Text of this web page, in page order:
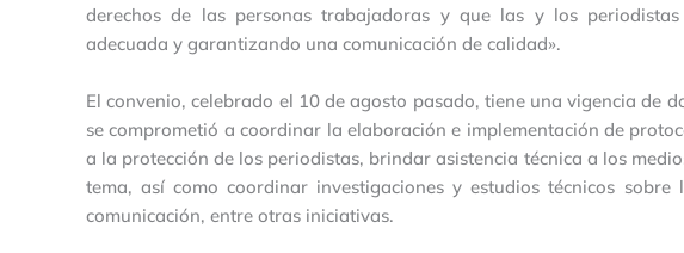
derechos de las personas trabajadoras y que las y los
adecuada y garantizando una comunicación de calidad».
El convenio, celebrado el 10 de agosto pasado, tiene una vigencia de
se comprometió a coordinar la elaboración e implementación de
a la protección de los periodistas, brindar asistencia técnica a los
tema, así como coordinar investigaciones y estudios técnicos
comunicación, entre otras iniciativas.